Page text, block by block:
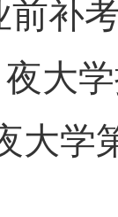
前补
夜大
大学